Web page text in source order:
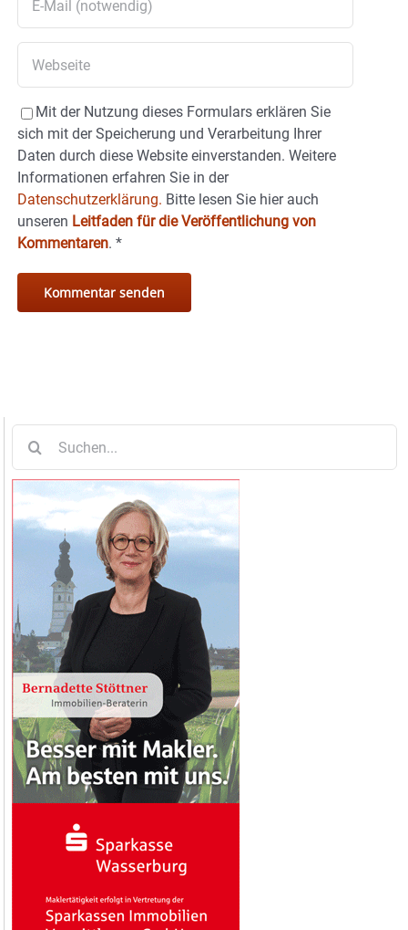
Mit der Nutzung dieses Formulars erklären Sie
sich mit der Speicherung und Verarbeitung Ihrer
Daten durch diese Website einverstanden. Weitere
Informationen erfahren Sie in der
Datenschutzerklärung. Bitte lesen Sie hier auch
unseren Leitfaden für die Veröffentlichung von
Kommentaren. *
nach: